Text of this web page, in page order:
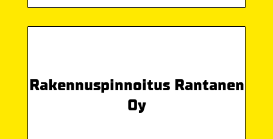
Rakennuspinnoitus Rantanen
Oy